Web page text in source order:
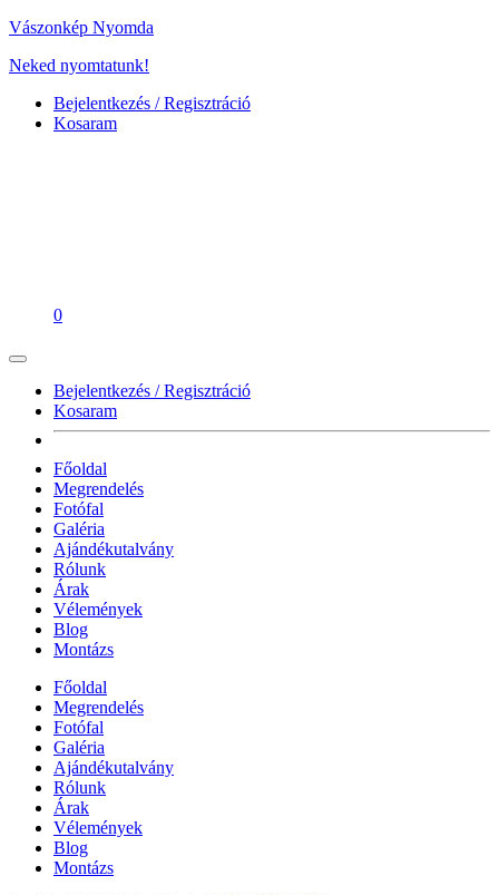
Vászonkép Nyomda
Neked nyomtatunk!
Bejelentkezés / Regisztráció
Kosaram
0
Bejelentkezés / Regisztráció
Kosaram
Főoldal
Megrendelés
Fotófal
Galéria
Ajándékutalvány
Rólunk
Árak
Vélemények
Blog
Montázs
Főoldal
Megrendelés
Fotófal
Galéria
Ajándékutalvány
Rólunk
Árak
Vélemények
Blog
Montázs